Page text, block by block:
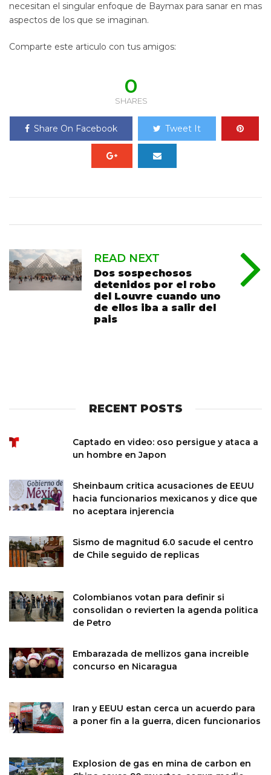
necesitan el singular enfoque de Baymax para sanar en mas
aspectos de los que se imaginan.
Comparte este articulo con tus amigos:
0
SHARES
Share On Facebook Tweet It
READ NEXT
Dos sospechosos
detenidos por el robo
del Louvre cuando uno
de ellos iba a salir del
pais
RECENT POSTS
Captado en video: oso persigue y ataca a
un hombre en Japon
Sheinbaum critica acusaciones de EEUU
hacia funcionarios mexicanos y dice que
no aceptara injerencia
Sismo de magnitud 6.0 sacude el centro
de Chile seguido de replicas
Colombianos votan para definir si
consolidan o revierten la agenda politica
de Petro
Embarazada de mellizos gana increible
concurso en Nicaragua
Iran y EEUU estan cerca un acuerdo para
a poner fin a la guerra, dicen funcionarios
Explosion de gas en mina de carbon en